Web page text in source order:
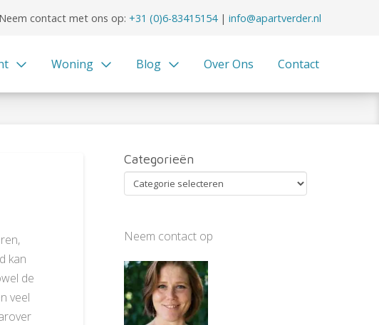
Neem contact met ons op: +31 (0)6-83415154|info@apartverder.nl
Woning Blog Over Ons Contact
kan
de
veel
Categorieën
Categorieën
Neem contact op